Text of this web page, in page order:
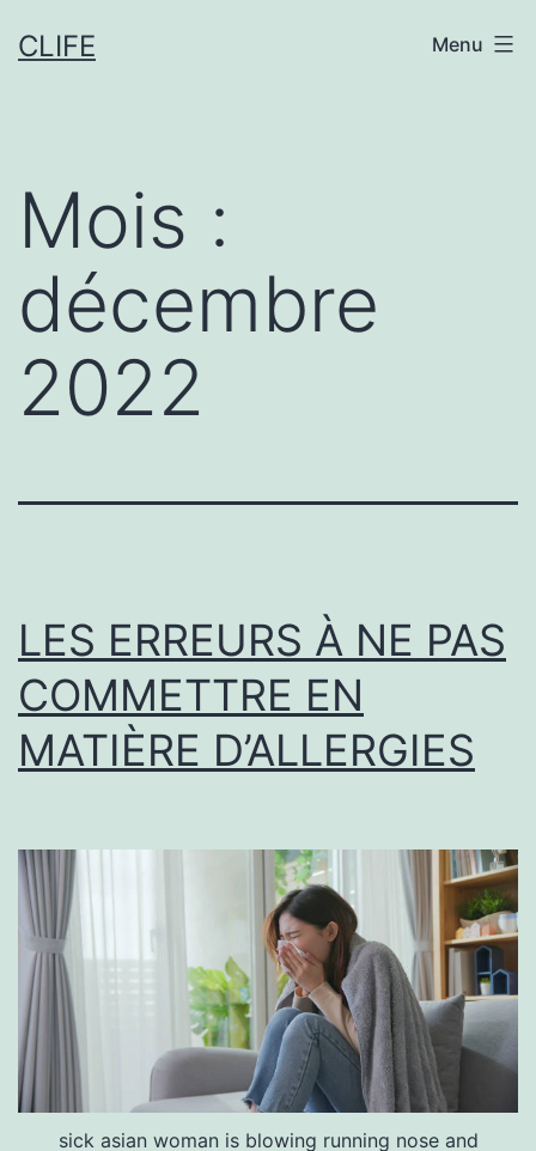
auCLIFE Menu
Mois :
décembre
2022
LES ERREURS À NE PAS
COMMETTRE EN
MATIÈRE D’ALLERGIES
sick asian woman is blowing running nose and